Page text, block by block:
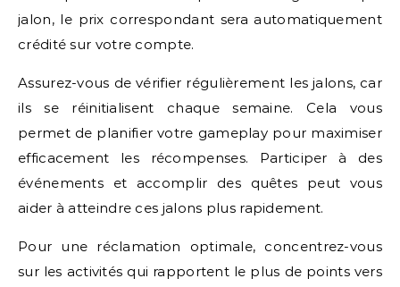
jalon, le prix correspondant sera automatiquement
crédité sur votre compte.
Assurez-vous de vérifier régulièrement les jalons, car
ils se réinitialisent chaque semaine. Cela vous
permet de planifier votre gameplay pour maximiser
efficacement les récompenses. Participer à des
événements et accomplir des quêtes peut vous
aider à atteindre ces jalons plus rapidement.
Pour une réclamation optimale, concentrez-vous
sur les activités qui rapportent le plus de points vers